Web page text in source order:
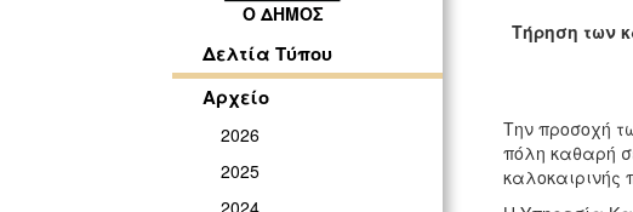
Ο ΔΗΜΟΣ
Δελτία Τύπου
Αρχείο
2026
2025
Τήρηση των
Την προσοχή
πόλη καθαρή
καλοκαιρινής